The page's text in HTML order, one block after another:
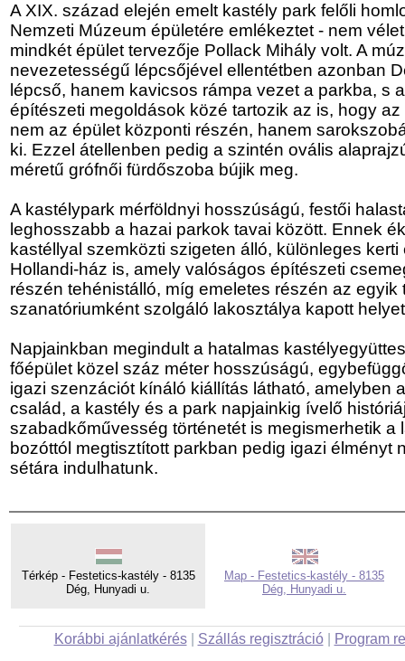
A XIX. század elején emelt kastély park felőli
Nemzeti Múzeum épületére emlékeztet - nem
mindkét épület tervezője Pollack Mihály volt. A
nevezetességű lépcsőjével ellentétben azonban
lépcső, hanem kavicsos rámpa vezet a parkba, s
építészeti megoldások közé tartozik az is, hogy
nem az épület központi részén, hanem
ki. Ezzel átellenben pedig a szintén ovális
méretű grófnői fürdőszoba bújik meg.
A kastélypark mérföldnyi hosszúságú, festői
leghosszabb a hazai parkok tavai között. Ennek
kastéllyal szemközti szigeten álló, különleges kerti
Hollandi-ház is, amely valóságos építészeti
részén tehénistálló, míg emeletes részén az egyik
szanatóriumként szolgáló lakosztálya kapott
Napjainkban megindult a hatalmas
főépület közel száz méter hosszúságú,
igazi szenzációt kínáló kiállítás látható, amelyben
család, a kastély és a park napjainkig ívelő
szabadkőművesség történetét is megismerhetik a
bozóttól megtisztított parkban pedig igazi élményt
sétára indulhatunk.
Térkép - Festetics-kastély - 8135
Dég, Hunyadi u.
Map - Festetics-kastély - 8135
Dég, Hunyadi u.
Korábbi ajánlatkérés| Szállás regisztráció| Program